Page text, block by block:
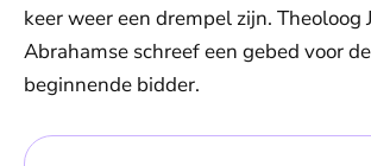
keer weer een drempel zijn. Theoloog
Abrahamse schreef een gebed voor
beginnende bidder.